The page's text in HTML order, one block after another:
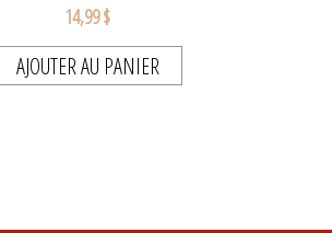
14,99 $
AJOUTER AU PANIER